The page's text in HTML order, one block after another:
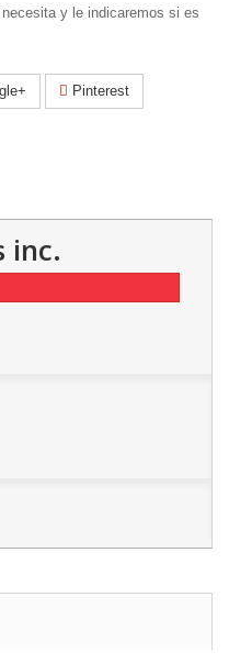
y le indicaremos si es
Pinterest
inc.